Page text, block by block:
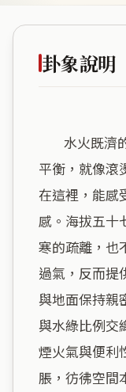
卦象說明
平衡，就像滾
在這裡，能感
感。海拔五十
寒的疏離，也
過氣，反而提
與地面保持親
與水綠比例交
煙火氣與便利
脹，彷彿空間